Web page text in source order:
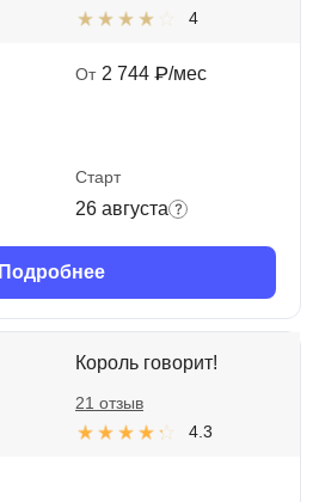
4
От 2 744 ₽/мес
Старт
26 августа
Подробнее
Король говорит!
4.3
21 отзыв